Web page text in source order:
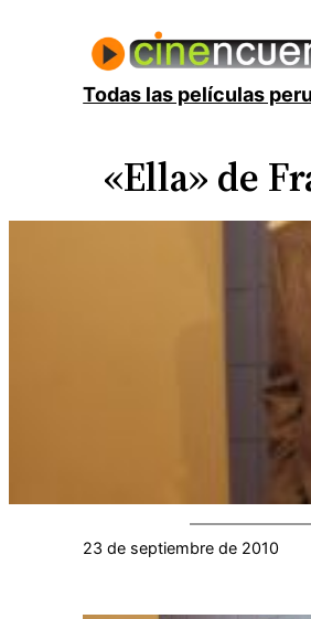
contenidoTodas las películas
«Ella» de
23 de septiembre de 2010